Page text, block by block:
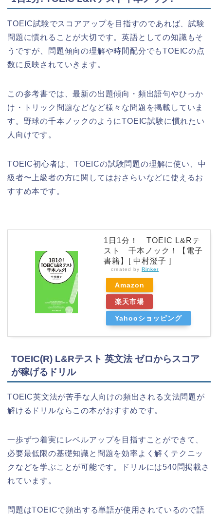
TOEIC試験でスコアアップを目指すのであれば、試験
問題に慣れることが大切です。英語としての知識もそ
うですが、問題傾向の理解や時間配分でもTOEICの点
数に反映されていきます。
この参考書では、最新の出題傾向・頻出語句やひっか
け・トリック問題などなど様々な問題を掲載していま
す。野球の千本ノックのようにTOEIC試験に慣れたい
人向けです。
TOEIC初心者は、TOEICの試験問題の理解に使い、中
級者〜上級者の方に関してはおさらいなどに使えるお
すすめ本です。
1日1分！ TOEIC L&Rテ
スト 千本ノック！【電子
書籍】[ 中村澄子 ]
created by Rinker
Amazon
楽天市場
Yahooショッピング
TOEIC(R) L&Rテスト 英文法 ゼロからスコア
が稼げるドリル
TOEIC英文法が苦手な人向けの頻出される文法問題が
解けるドリルならこの本がおすすめです。
一歩ずつ着実にレベルアップを目指すことができて、
必要最低限の基礎知識と問題を効率よく解くテクニッ
クなどを学ぶことが可能です。ドリルには540問掲載さ
れています。
問題はTOEICで頻出する単語が使用されているので語